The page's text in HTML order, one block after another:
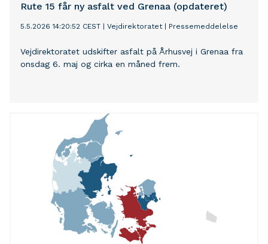
Rute 15 får ny asfalt ved Grenaa (opdateret)
5.5.2026 14:20:52 CEST Vejdirektoratet| Pressemeddelelse
Vejdirektoratet udskifter asfalt på Århusvej i Grenaa fra
onsdag 6. maj og cirka en måned frem.